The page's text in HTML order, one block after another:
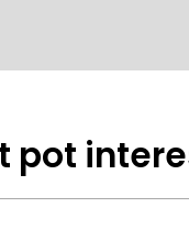
pot